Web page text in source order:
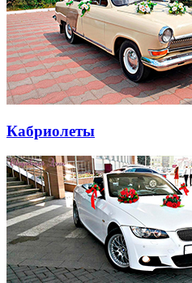
Кабриолеты